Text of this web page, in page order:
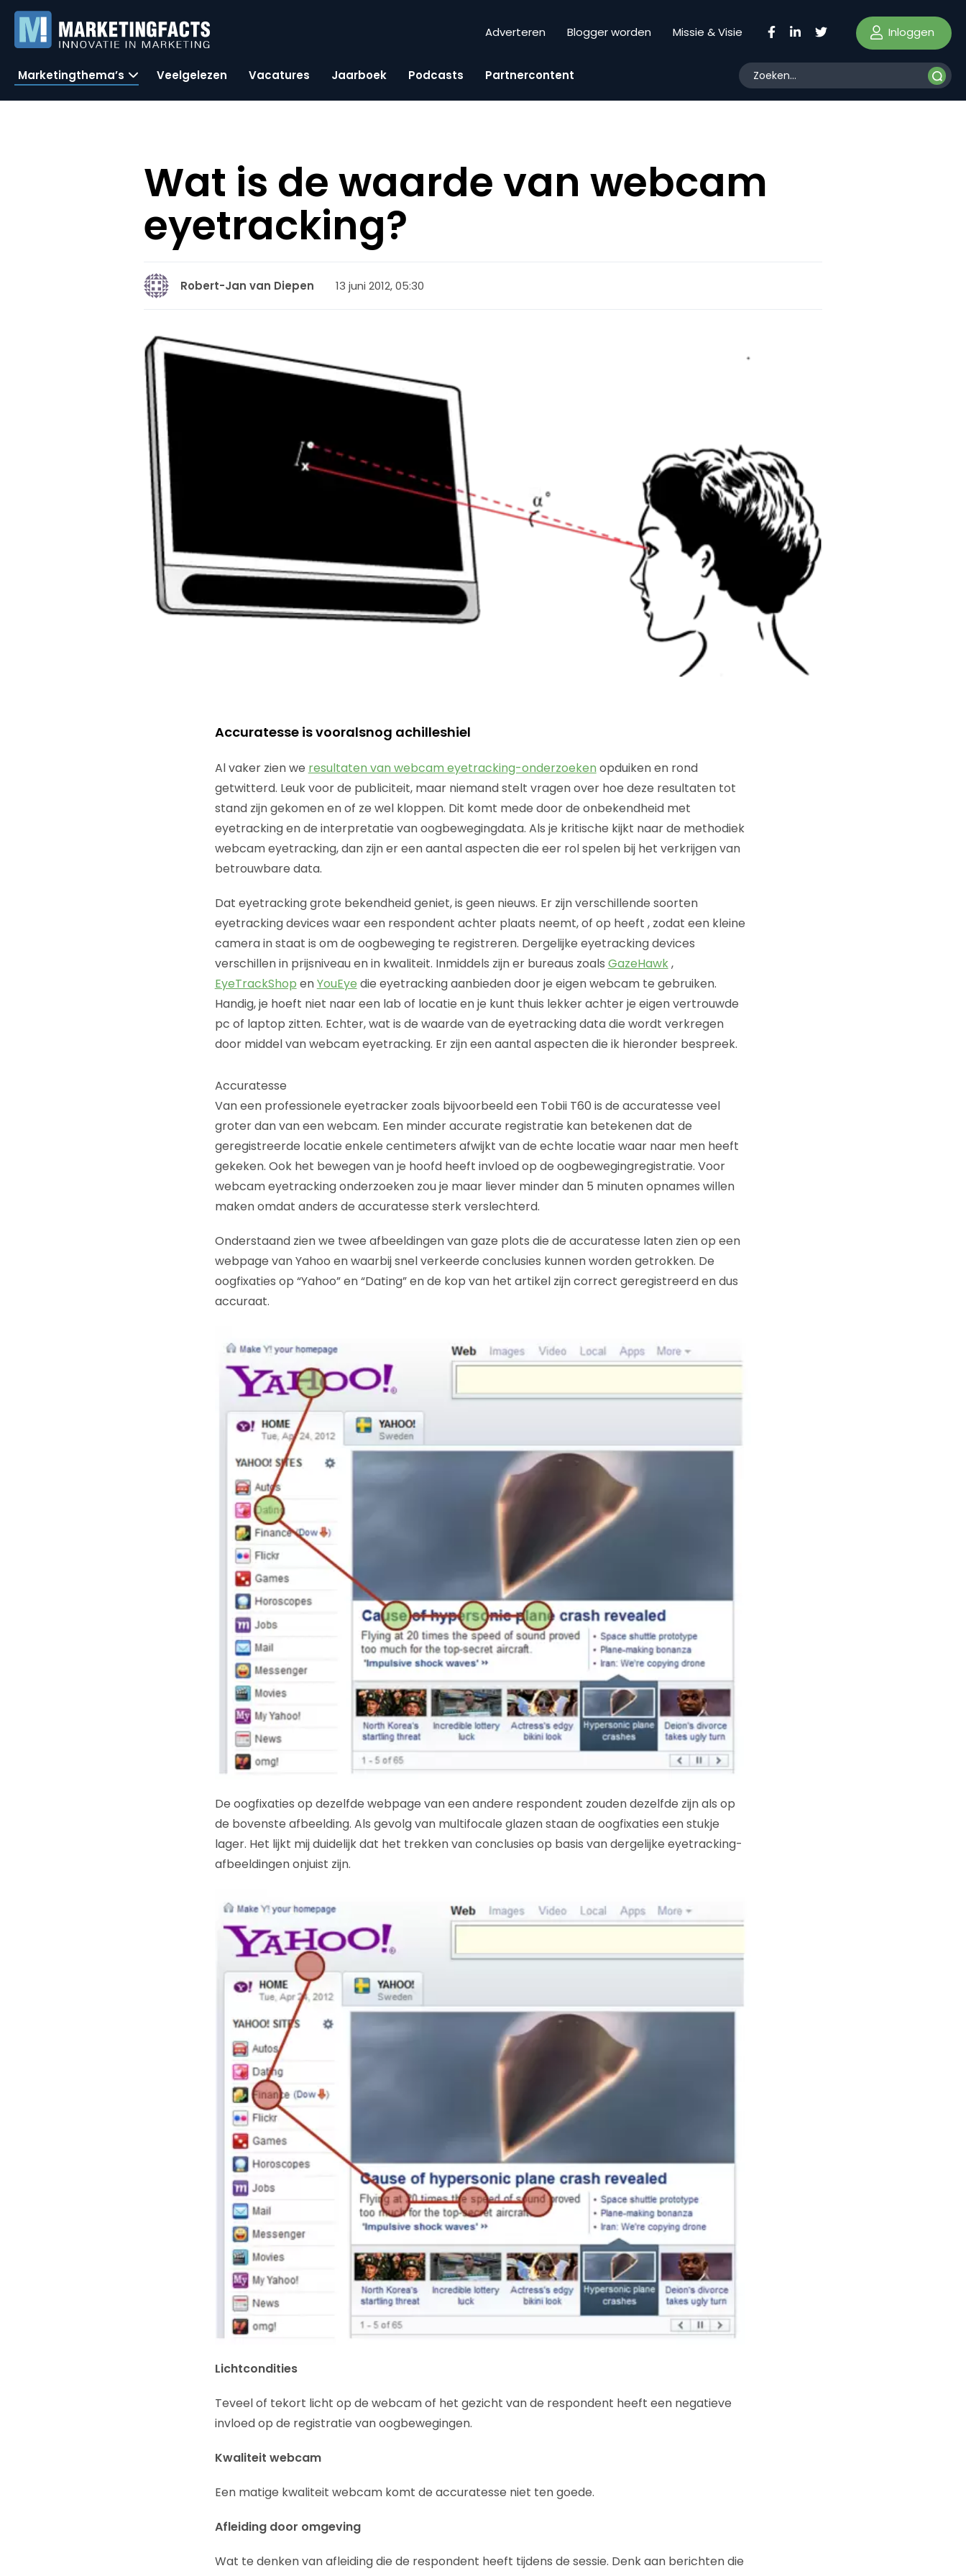
Adverteren Blogger worden Missie & Visie Inloggen
Marketingthema’s Veelgelezen Vacatures Jaarboek Podcasts Partnercontent
Wat is de waarde van webcam
eyetracking?
Robert-Jan van Diepen 13 juni 2012, 05:30
Accuratesse is vooralsnog achilleshiel
Al vaker zien we resultaten van webcam eyetracking-onderzoeken opduiken en rond
getwitterd. Leuk voor de publiciteit, maar niemand stelt vragen over hoe deze resultaten tot
stand zijn gekomen en of ze wel kloppen. Dit komt mede door de onbekendheid met
eyetracking en de interpretatie van oogbewegingdata. Als je kritische kijkt naar de methodiek
webcam eyetracking, dan zijn er een aantal aspecten die eer rol spelen bij het verkrijgen van
betrouwbare data.
Dat eyetracking grote bekendheid geniet, is geen nieuws. Er zijn verschillende soorten
eyetracking devices waar een respondent achter plaats neemt, of op heeft , zodat een kleine
camera in staat is om de oogbeweging te registreren. Dergelijke eyetracking devices
verschillen in prijsniveau en in kwaliteit. Inmiddels zijn er bureaus zoals GazeHawk,
EyeTrackShop enYouEye die eyetracking aanbieden door je eigen webcam te gebruiken.
Handig, je hoeft niet naar een lab of locatie en je kunt thuis lekker achter je eigen vertrouwde
pc of laptop zitten. Echter, wat is de waarde van de eyetracking data die wordt verkregen
door middel van webcam eyetracking. Er zijn een aantal aspecten die ik hieronder bespreek.
Accuratesse
Van een professionele eyetracker zoals bijvoorbeeld een Tobii T60 is de accuratesse veel
groter dan van een webcam. Een minder accurate registratie kan betekenen dat de
geregistreerde locatie enkele centimeters afwijkt van de echte locatie waar naar men heeft
gekeken. Ook het bewegen van je hoofd heeft invloed op de oogbewegingregistratie. Voor
webcam eyetracking onderzoeken zou je maar liever minder dan 5 minuten opnames willen
maken omdat anders de accuratesse sterk verslechterd.
Onderstaand zien we twee afbeeldingen van gaze plots die de accuratesse laten zien op een
webpage van Yahoo en waarbij snel verkeerde conclusies kunnen worden getrokken. De
oogfixaties op “Yahoo” en “Dating” en de kop van het artikel zijn correct geregistreerd en dus
accuraat.
De oogfixaties op dezelfde webpage van een andere respondent zouden dezelfde zijn als op
de bovenste afbeelding. Als gevolg van multifocale glazen staan de oogfixaties een stukje
lager. Het lijkt mij duidelijk dat het trekken van conclusies op basis van dergelijke eyetracking-
afbeeldingen onjuist zijn.
Lichtcondities
Teveel of tekort licht op de webcam of het gezicht van de respondent heeft een negatieve
invloed op de registratie van oogbewegingen.
Kwaliteit webcam
Een matige kwaliteit webcam komt de accuratesse niet ten goede.
Afleiding door omgeving
Wat te denken van afleiding die de respondent heeft tijdens de sessie. Denk aan berichten die